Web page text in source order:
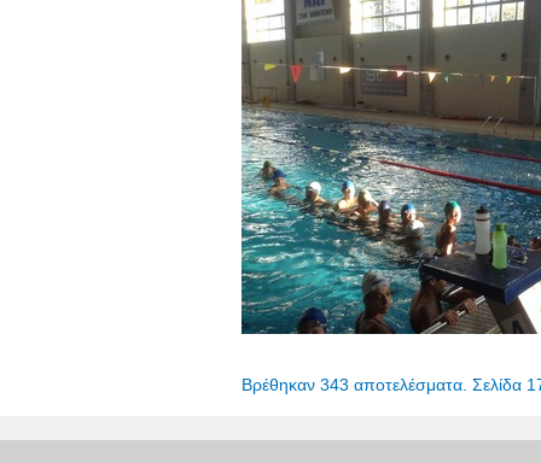
Βρέθηκαν 343 αποτελέσματα. Σελίδα